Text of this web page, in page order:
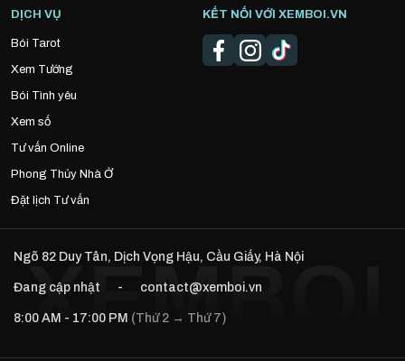
DỊCH VỤ
Bói Tarot
Xem Tướng
Bói Tình yêu
Xem số
Tư vấn Online
Phong Thủy Nhà Ở
Đặt lịch Tư vấn
KẾT NỐI VỚI XEMBOI.VN
Ngõ 82 Duy Tân, Dịch Vọng Hậu, Cầu Giấy, Hà Nội
Đang cập nhật - contact@xemboi.vn
8:00 AM - 17:00 PM (Thứ 2 → Thứ 7)